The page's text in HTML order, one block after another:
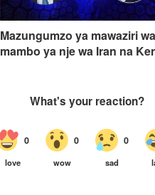
Mazungumzo ya mawaziri wa
mambo ya nje wa Iran na